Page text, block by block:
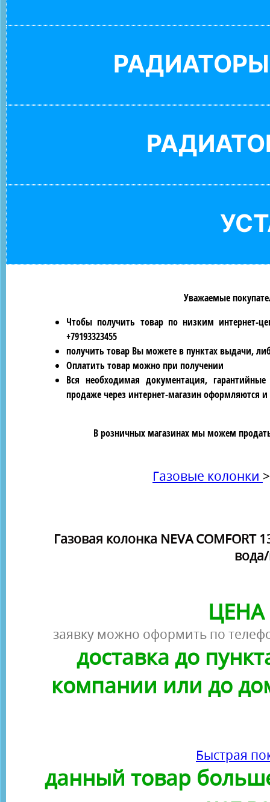
Уважаемые
Чтобы получить товар по низким интернет-
+79193323455
получить товар Вы можете в пунктах выдачи,
Оплатить товар можно при получении
Вся необходимая документация,
продаже через интернет-магазин оформляются
В розничных магазинах мы можем
Газовые колонки
Газовая колонка NEVA
ЦЕНА
заявку можно оформить по
доставка до
компании или до
Быстрая
данный товар